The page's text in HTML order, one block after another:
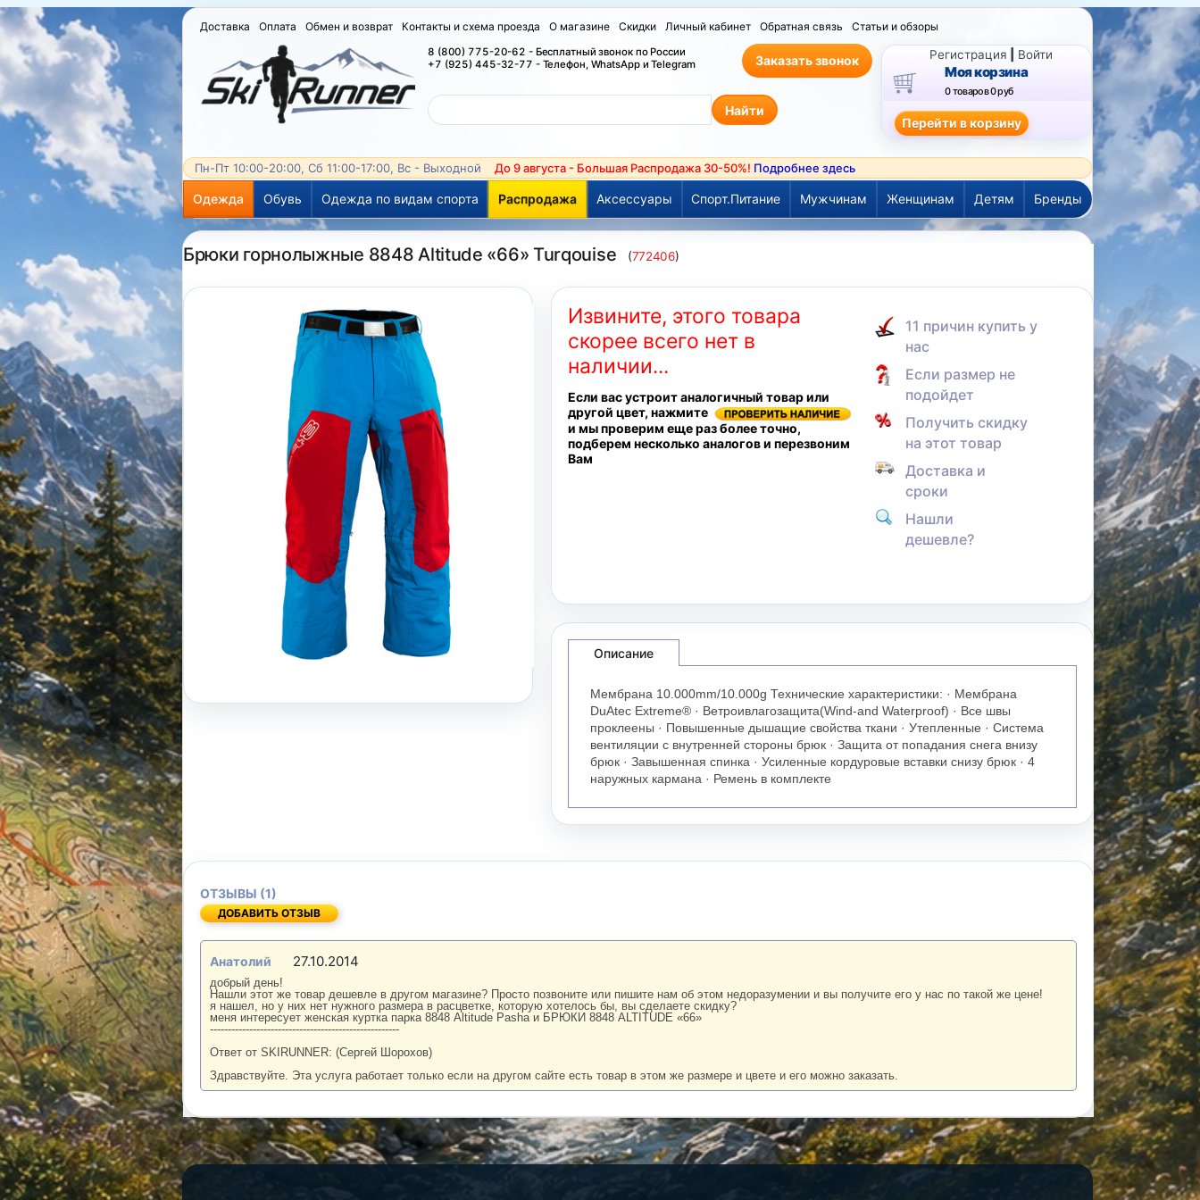
Доставка Оплата Обмен и возврат Контакты и схема проезда О магазине Скидки Личный кабинет Обратная связь Статьи и обзоры
8 (800) 775-20-62 - Бесплатный звонок по России
+7 (925) 445-32-77 - Телефон, WhatsApp и Telegram
Заказать звонок Регистрация Войти
Моя корзина
0 товаров0 руб
Пн-Пт 10:00-20:00, Сб 11:00-17:00, Вс - Выходной До 9 августа - Большая Распродажа 30-50%! Подробнее здесь
Одежда Обувь Одежда по видам спорта Распродажа Аксессуары Спорт.Питание Мужчинам Женщинам Детям Бренды
Брюки горнолыжные 8848 Altitude «66» Turqouise (772406)
Извините, этого товара
скорее всего нет в
наличии...
Если вас устроит аналогичный товар или
другой цвет, нажмите
и мы проверим еще раз более точно,
подберем несколько аналогов и перезвоним
Вам
11 причин купить у
нас
Если размер не
подойдет
Получить скидку
на этот товар
Доставка и
сроки
Нашли
дешевле?
Описание
Мембрана 10.000mm/10.000g Технические характеристики: · Мембрана
DuAtec Extreme® · Ветроивлагозащита(Wind-and Waterproof) · Все швы
проклеены · Повышенные дышащие свойства ткани · Утепленные · Система
вентиляции с внутренней стороны брюк · Защита от попадания снега внизу
брюк · Завышенная спинка · Усиленные кордуровые вставки снизу брюк · 4
наружных кармана · Ремень в комплекте
ОТЗЫВЫ (1)
ДОБАВИТЬ ОТЗЫВ
Анатолий 27.10.2014
добрый день!
Нашли этот же товар дешевле в другом магазине? Просто позвоните или пишите нам об этом недоразумении и вы получите его у нас по такой же цене!
я нашел, но у них нет нужного размера в расцветке, которую хотелось бы, вы сделаете скидку?
меня интересует женская куртка парка 8848 Altitude Pasha и БРЮКИ 8848 ALTITUDE «66»
-----------------------------------------------------
Ответ от SKIRUNNER: (Сергей Шорохов)
Здравствуйте. Эта услуга работает только если на другом сайте есть товар в этом же размере и цвете и его можно заказать.